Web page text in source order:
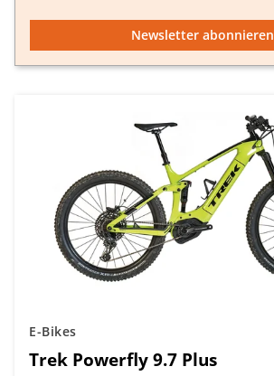
Newsletter abonnieren
E-Bikes
Trek Powerfly 9.7 Plus